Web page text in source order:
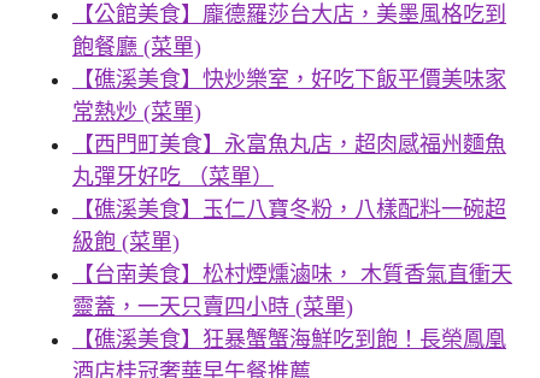
【公館美食】龐德羅莎台大店，美墨風格吃到
飽餐廳 (菜單)
【礁溪美食】快炒樂室，好吃下飯平價美味家
常熱炒 (菜單)
【西門町美食】永富魚丸店，超肉感福州麵魚
丸彈牙好吃 （菜單）
【礁溪美食】玉仁八寶冬粉，八樣配料一碗超
級飽 (菜單)
【台南美食】松村煙燻滷味， 木質香氣直衝天
靈蓋，一天只賣四小時 (菜單)
【礁溪美食】狂暴蟹蟹海鮮吃到飽！長榮鳳凰
酒店桂冠奢華早午餐推薦